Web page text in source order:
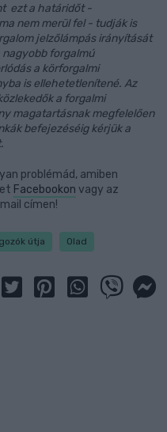
ezt a határidőt -
nem merül fel - tudják is
jelzőlámpás irányítását
forgalmú
a körforgalmi
is ellehetetlenítené. Az
a forgalmi
magatartásnak megfelelően
befejezéséig kérjük a
problémád, amiben
Facebookon vagy az
címen!
útja Olad